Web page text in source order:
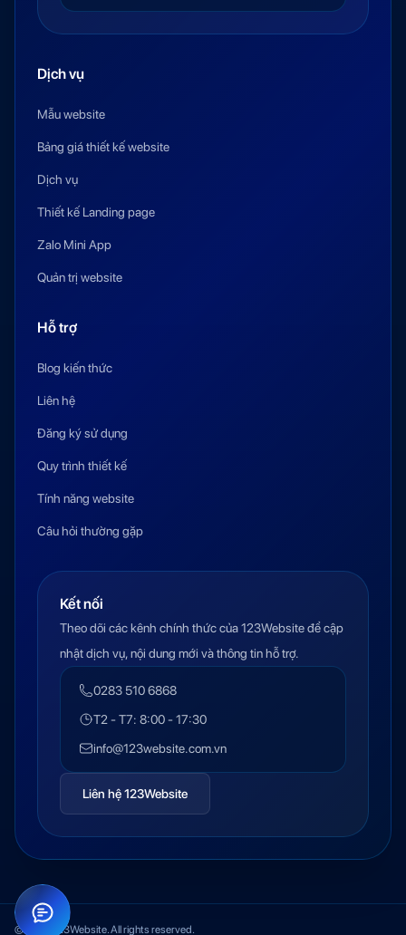
Dịch vụ
Mẫu website
Bảng giá thiết kế website
Dịch vụ
Thiết kế Landing page
Zalo Mini App
Quản trị website
Hỗ trợ
Blog kiến thức
Liên hệ
Đăng ký sử dụng
Quy trình thiết kế
Tính năng website
Câu hỏi thường gặp
Kết nối
Theo dõi các kênh chính thức của 123Website để cập
nhật dịch vụ, nội dung mới và thông tin hỗ trợ.
0283 510 6868
T2 - T7: 8:00 - 17:30
info@123website.com.vn
Liên hệ 123Website
© 2026 123Website. All rights reserved.